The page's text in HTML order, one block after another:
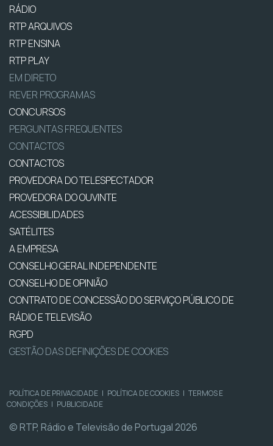
RÁDIO
RTP ARQUIVOS
RTP ENSINA
RTP PLAY
EM DIRETO
REVER PROGRAMAS
CONCURSOS
PERGUNTAS FREQUENTES
CONTACTOS
CONTACTOS
PROVEDORA DO TELESPECTADOR
PROVEDORA DO OUVINTE
ACESSIBILIDADES
SATÉLITES
A EMPRESA
CONSELHO GERAL INDEPENDENTE
CONSELHO DE OPINIÃO
CONTRATO DE CONCESSÃO DO SERVIÇO PÚBLICO DE
RÁDIO E TELEVISÃO
RGPD
GESTÃO DAS DEFINIÇÕES DE COOKIES
POLÍTICA DE PRIVACIDADE | POLÍTICA DE COOKIES | TERMOS E
CONDIÇÕES | PUBLICIDADE
© RTP, Rádio e Televisão de Portugal 2026